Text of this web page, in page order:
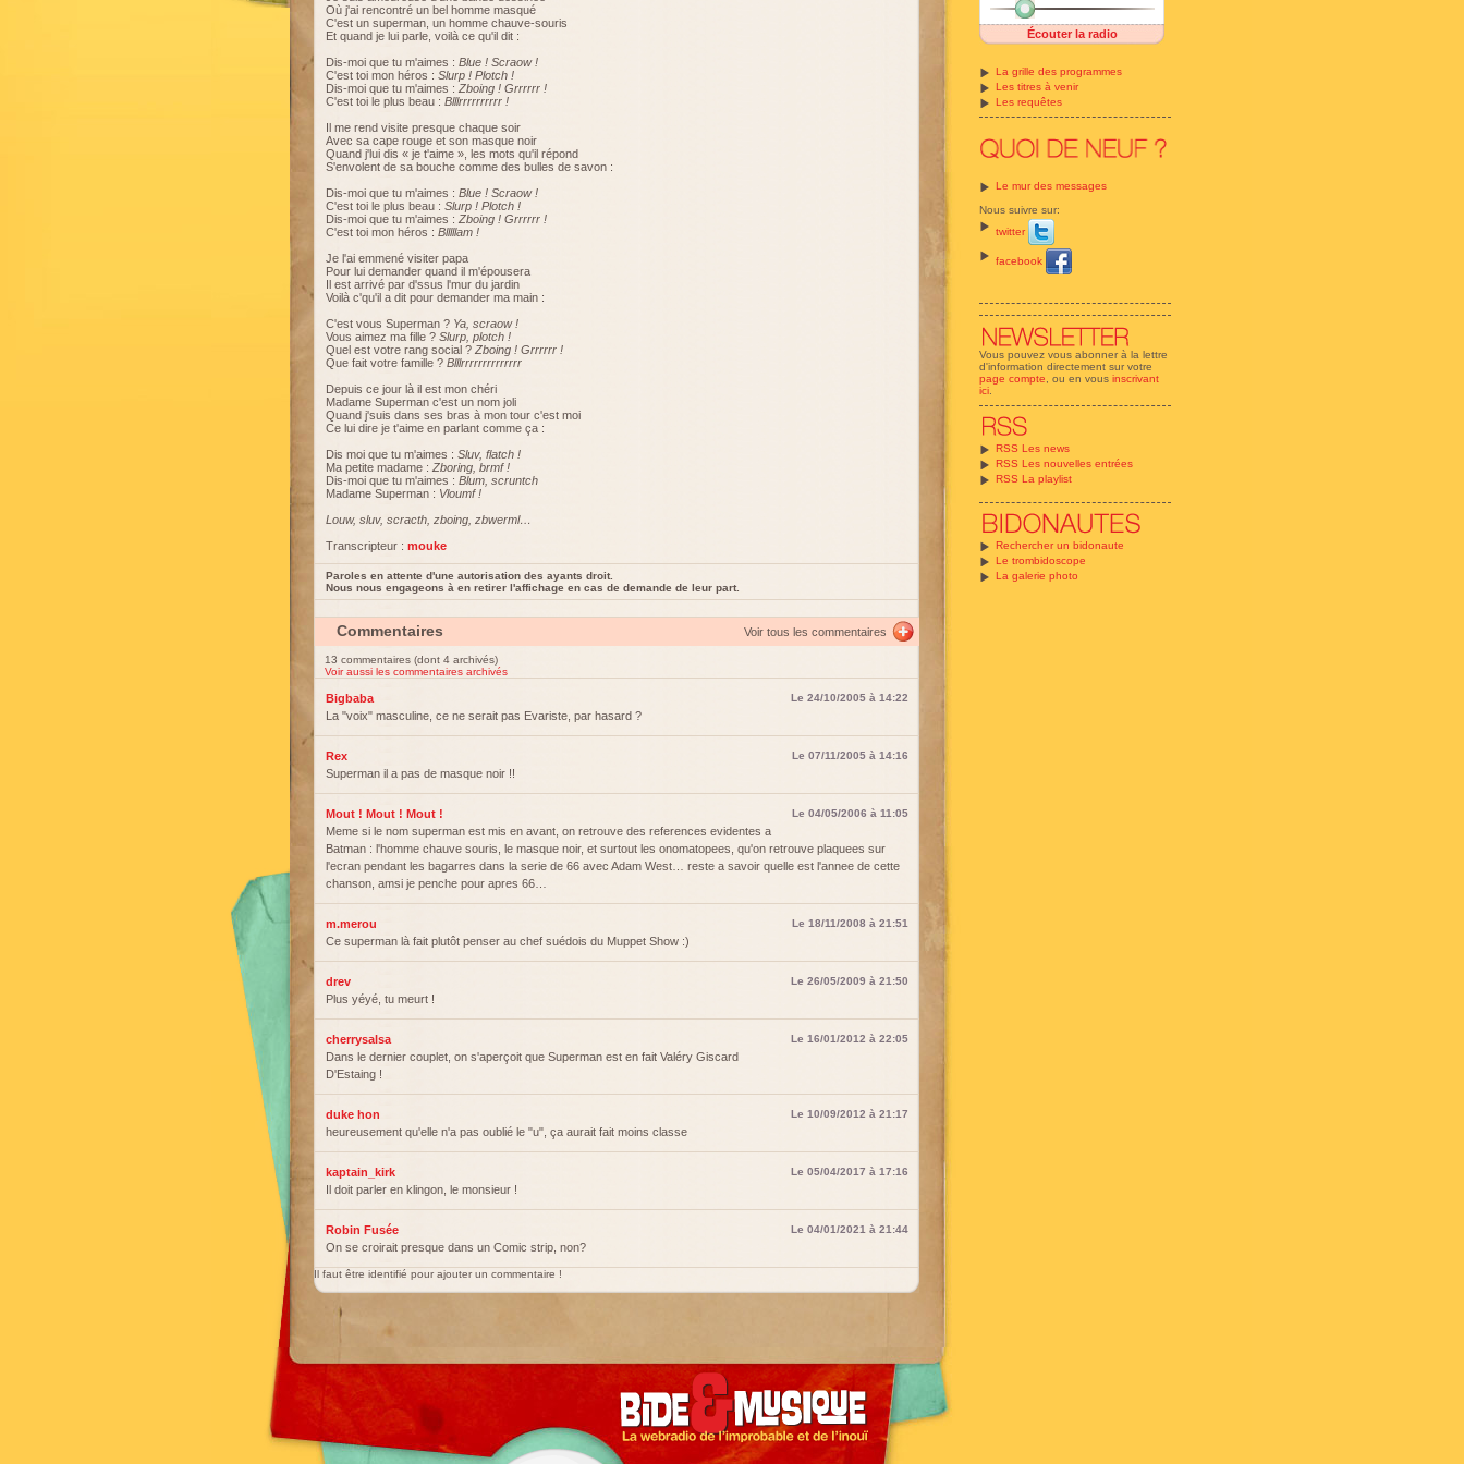
Écouter la radio
La grille des programmes
Les titres à venir
Les requêtes
Le mur des messages
Nous suivre sur:
twitter
facebook
Vous pouvez vous abonner à la lettre
d'information directement sur votre
page compte , ou en vous inscrivant
ici
RSS Les news
RSS Les nouvelles entrées
RSS La playlist
Rechercher un bidonaute
Le trombidoscope
La galerie photo
Où j'ai rencontré un bel homme masqué
C'est un superman, un homme chauve-souris
Et quand je lui parle, voilà ce qu'il dit :
Dis-moi que tu m'aimes : Blue ! Scraow !
C'est toi mon héros : Slurp ! Plotch !
Dis-moi que tu m'aimes : Zboing ! Grrrrrr !
C'est toi le plus beau : Blllrrrrrrrrrr !
Il me rend visite presque chaque soir
Avec sa cape rouge et son masque noir
Quand j'lui dis « je t'aime », les mots qu'il répond
S'envolent de sa bouche comme des bulles de savon :
Dis-moi que tu m'aimes : Blue ! Scraow !
C'est toi le plus beau : Slurp ! Plotch !
Dis-moi que tu m'aimes : Zboing ! Grrrrrr !
C'est toi mon héros : Blllllam !
Je l'ai emmené visiter papa
Pour lui demander quand il m'épousera
Il est arrivé par d'ssus l'mur du jardin
Voilà c'qu'il a dit pour demander ma main :
C'est vous Superman ? Ya, scraow !
Vous aimez ma fille ? Slurp, plotch !
Quel est votre rang social ? Zboing ! Grrrrrr !
Que fait votre famille ? Blllrrrrrrrrrrrrrr
Depuis ce jour là il est mon chéri
Madame Superman c'est un nom joli
Quand j'suis dans ses bras à mon tour c'est moi
Ce lui dire je t'aime en parlant comme ça :
Dis moi que tu m'aimes : Sluv, flatch !
Ma petite madame : Zboring, brmf !
Dis-moi que tu m'aimes : Blum, scruntch
Madame Superman : Vloumf !
Louw, sluv, scracth, zboing, zbwerml…
Transcripteur : mouke
Paroles en attente d'une autorisation des ayants droit.
Nous nous engageons à en retirer l'affichage en cas de demande de leur part.
Commentaires Voir tous les commentaires
13 commentaires (dont 4 archivés)
Voir aussi les commentaires archivés
Bigbaba Le 24/10/2005 à 14:22
La "voix" masculine, ce ne serait pas Evariste, par hasard ?
Rex Le 07/11/2005 à 14:16
Superman il a pas de masque noir !!
Mout ! Mout ! Mout ! Le 04/05/2006 à 11:05
Meme si le nom superman est mis en avant, on retrouve des references evidentes a
Batman : l'homme chauve souris, le masque noir, et surtout les onomatopees, qu'on retrouve plaquees sur
l'ecran pendant les bagarres dans la serie de 66 avec Adam West… reste a savoir quelle est l'annee de cette
chanson, amsi je penche pour apres 66…
m.merou Le 18/11/2008 à 21:51
Ce superman là fait plutôt penser au chef suédois du Muppet Show :)
drev Le 26/05/2009 à 21:50
Plus yéyé, tu meurt !
cherrysalsa Le 16/01/2012 à 22:05
Dans le dernier couplet, on s'aperçoit que Superman est en fait Valéry Giscard
D'Estaing !
duke hon Le 10/09/2012 à 21:17
heureusement qu'elle n'a pas oublié le "u", ça aurait fait moins classe
kaptain_kirk Le 05/04/2017 à 17:16
Il doit parler en klingon, le monsieur !
Robin Fusée Le 04/01/2021 à 21:44
On se croirait presque dans un Comic strip, non?
Il faut être identifié pour ajouter un commentaire !